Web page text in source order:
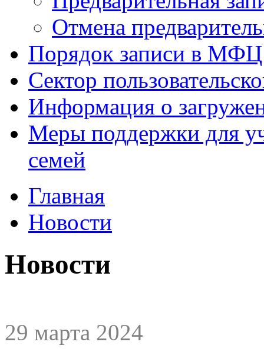
Отмена
Порядок записи в МФЦ
Сектор
Информация о
Меры поддержки для
семей
Главная
Новости
Новости
29 марта 2024